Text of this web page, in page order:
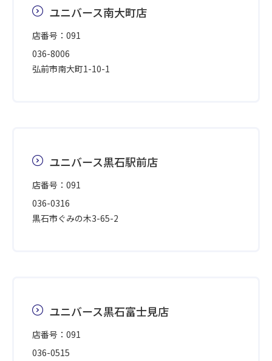
ユニバース南大町店
店番号：091
036-8006
弘前市南大町1-10-1
ユニバース黒石駅前店
店番号：091
036-0316
黒石市ぐみの木3-65-2
ユニバース黒石富士見店
店番号：091
036-0515